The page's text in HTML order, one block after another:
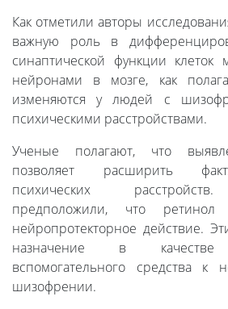
Как отметили авторы
важную роль в
синаптической функции клеток
нейронами в мозге, как
изменяются у людей с
психическими расстройствами.
Ученые полагают, что
позволяет расширить
психических
предположили, что ретинол
нейропротекторное действие.
назначение в качестве
вспомогательного средства к
шизофрении.